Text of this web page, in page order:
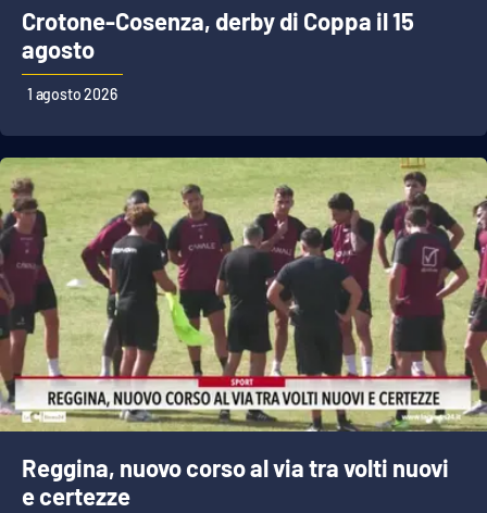
Crotone-Cosenza, derby di Coppa il 15
agosto
1 agosto 2026
Reggina, nuovo corso al via tra volti nuovi
e certezze